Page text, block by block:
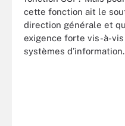
cette fonction ait le
direction générale et
exigence forte vis-à-
systèmes d’information.